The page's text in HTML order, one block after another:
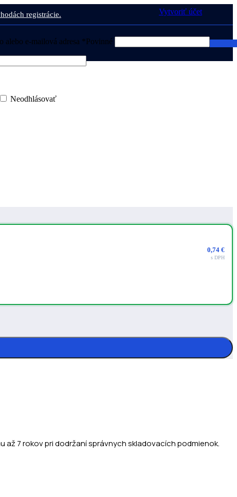
registrácie. Vytvoriť účet
alebo e-mailová adresa *Povinné
Neodhlásovať
0,74 €
s DPH
7 rokov pri dodržaní správnych skladovacích podmienok.